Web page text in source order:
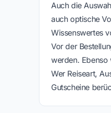
Auch die
auch optische
Wissenswertes
Vor der
werden. Ebenso
Wer Reiseart,
Gutscheine